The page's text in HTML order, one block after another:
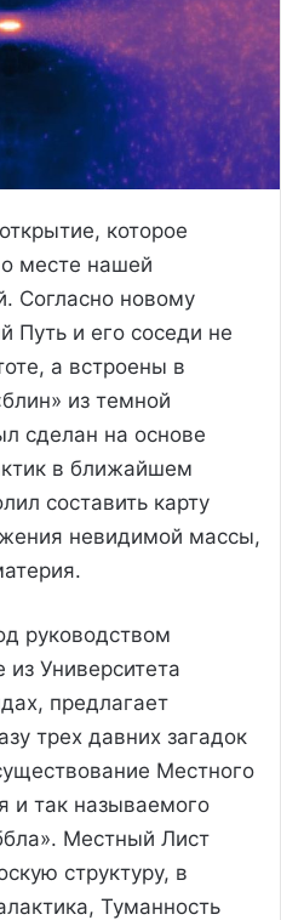
которое
месте нашей
Согласно новому
Путь и его соседи не
а встроены в
из темной
сделан на основе
в ближайшем
составить карту
невидимой массы,
руководством
Университета
предлагает
трех давних загадок
Местного
и так называемого
Местный Лист
структуру, в
Туманность